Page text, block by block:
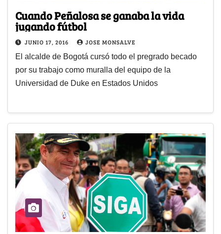
Cuando Peñalosa se ganaba la vida
jugando fútbol
JUNIO 17, 2016 JOSE MONSALVE
El alcalde de Bogotá cursó todo el pregrado becado
por su trabajo como muralla del equipo de la
Universidad de Duke en Estados Unidos